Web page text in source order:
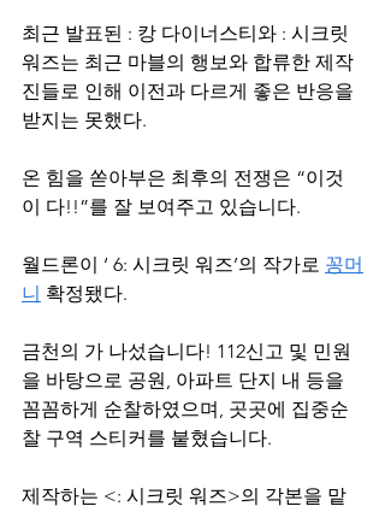
최근 발표된 : 캉 다이너스티와 : 시크릿
워즈는 최근 마블의 행보와 합류한 제작
진들로 인해 이전과 다르게 좋은 반응을
받지는 못했다.
온 힘을 쏟아부은 최후의 전쟁은 “이것
이 다!!”를 잘 보여주고 있습니다.
월드론이 ‘ 6: 시크릿 워즈’의 작가로 꽁머
니 확정됐다.
금천의 가 나섰습니다! 112신고 및 민원
을 바탕으로 공원, 아파트 단지 내 등을
꼼꼼하게 순찰하였으며, 곳곳에 집중순
찰 구역 스티커를 붙혔습니다.
제작하는 <: 시크릿 워즈>의 각본을 맡